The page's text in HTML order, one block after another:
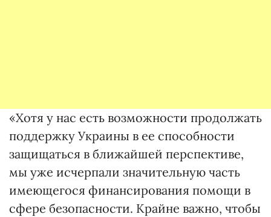
«Хотя у нас есть возможности продолжать
поддержку Украины в ее способности
защищаться в ближайшей перспективе,
мы уже исчерпали значительную часть
имеющегося финансирования помощи в
сфере безопасности. Крайне важно, чтобы